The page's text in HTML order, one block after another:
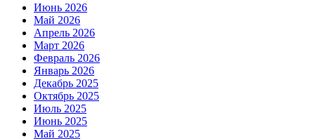
Июнь 2026
Май 2026
Апрель 2026
Март 2026
Февраль 2026
Январь 2026
Декабрь 2025
Октябрь 2025
Июль 2025
Июнь 2025
Май 2025